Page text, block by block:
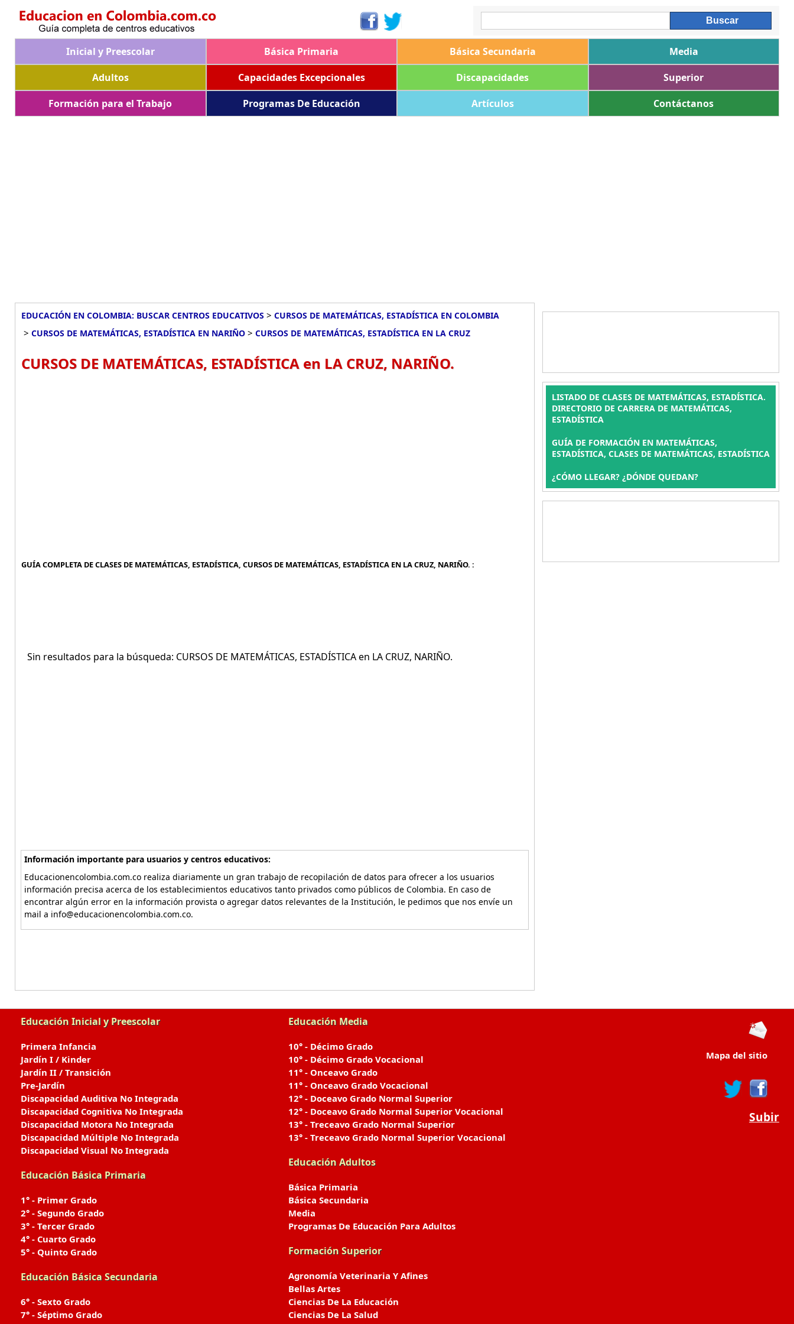
Inicial y Preescolar Básica Primaria Básica Secundaria
Media
Adultos
Capacidades Excepcionales Discapacidades
Superior
Formación para el Trabajo
Programas De Educación Artículos Contáctanos
EDUCACIÓN EN COLOMBIA: BUSCAR CENTROS EDUCATIVOS > CURSOS DE MATEMÁTICAS, ESTADÍSTICA EN COLOMBIA
> CURSOS DE MATEMÁTICAS, ESTADÍSTICA EN NARIÑO > CURSOS DE MATEMÁTICAS, ESTADÍSTICA EN LA CRUZ
CURSOS DE MATEMÁTICAS, ESTADÍSTICA en LA CRUZ, NARIÑO.
GUÍA COMPLETA DE CLASES DE MATEMÁTICAS, ESTADÍSTICA, CURSOS DE MATEMÁTICAS, ESTADÍSTICA EN LA CRUZ, NARIÑO. :
Sin resultados para la búsqueda: CURSOS DE MATEMÁTICAS, ESTADÍSTICA en LA CRUZ, NARIÑO.
Información importante para usuarios y centros educativos:
Educacionencolombia.com.co realiza diariamente un gran trabajo de recopilación de datos para ofrecer a los usuarios
información precisa acerca de los establecimientos educativos tanto privados como públicos de Colombia. En caso de
encontrar algún error en la información provista o agregar datos relevantes de la Institución, le pedimos que nos envíe un
mail a info@educacionencolombia.com.co.
LISTADO DE CLASES DE MATEMÁTICAS, ESTADÍSTICA.
DIRECTORIO DE CARRERA DE MATEMÁTICAS,
ESTADÍSTICA
GUÍA DE FORMACIÓN EN MATEMÁTICAS,
ESTADÍSTICA, CLASES DE MATEMÁTICAS, ESTADÍSTICA
¿CÓMO LLEGAR? ¿DÓNDE QUEDAN?
Educación Inicial y Preescolar
Primera Infancia
Jardín I / Kinder
Jardín II / Transición
Pre-Jardín
Discapacidad Auditiva No Integrada
Discapacidad Cognitiva No Integrada
Discapacidad Motora No Integrada
Discapacidad Múltiple No Integrada
Discapacidad Visual No Integrada
Educación Básica Primaria
1° - Primer Grado
2° - Segundo Grado
3° - Tercer Grado
4° - Cuarto Grado
5° - Quinto Grado
Educación Básica Secundaria
6° - Sexto Grado
7° - Séptimo Grado
Educación Media
10° - Décimo Grado
10° - Décimo Grado Vocacional
11° - Onceavo Grado
11° - Onceavo Grado Vocacional
12° - Doceavo Grado Normal Superior
12° - Doceavo Grado Normal Superior Vocacional
13° - Treceavo Grado Normal Superior
13° - Treceavo Grado Normal Superior Vocacional
Educación Adultos
Básica Primaria
Básica Secundaria
Media
Programas De Educación Para Adultos
Formación Superior
Agronomía Veterinaria Y Afines
Bellas Artes
Ciencias De La Educación
Ciencias De La Salud
Mapa del sitio
Subir